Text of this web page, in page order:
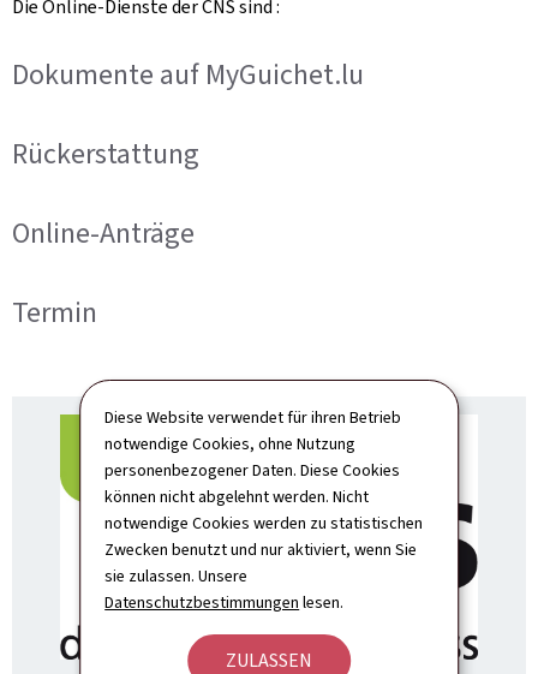
Diese Website verwendet für ihren Betrieb
notwendige Cookies, ohne Nutzung
personenbezogener Daten. Diese Cookies
können nicht abgelehnt werden. Nicht
notwendige Cookies werden zu statistischen
Zwecken benutzt und nur aktiviert, wenn Sie
sie zulassen. Unsere
Datenschutzbestimmungen lesen.
ZULASSEN
Die Online-Dienste der CNS sind :
Dokumente auf MyGuichet.lu
Rückerstattung
Online-Anträge
Termin